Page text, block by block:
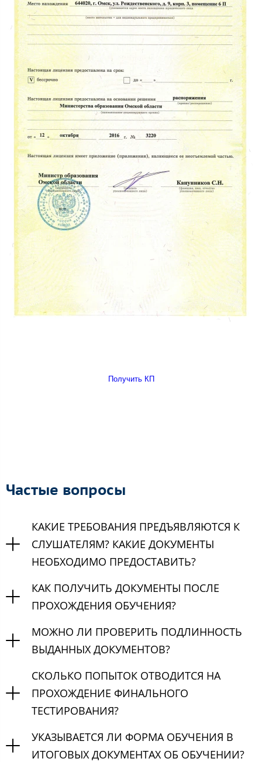
Получить КП
Частые вопросы
КАКИЕ ТРЕБОВАНИЯ ПРЕДЪЯВЛЯЮТСЯ К
СЛУШАТЕЛЯМ? КАКИЕ ДОКУМЕНТЫ
НЕОБХОДИМО ПРЕДОСТАВИТЬ?
КАК ПОЛУЧИТЬ ДОКУМЕНТЫ ПОСЛЕ
ПРОХОЖДЕНИЯ ОБУЧЕНИЯ?
МОЖНО ЛИ ПРОВЕРИТЬ ПОДЛИННОСТЬ
ВЫДАННЫХ ДОКУМЕНТОВ?
СКОЛЬКО ПОПЫТОК ОТВОДИТСЯ НА
ПРОХОЖДЕНИЕ ФИНАЛЬНОГО
ТЕСТИРОВАНИЯ?
УКАЗЫВАЕТСЯ ЛИ ФОРМА ОБУЧЕНИЯ В
ИТОГОВЫХ ДОКУМЕНТАХ ОБ ОБУЧЕНИИ?